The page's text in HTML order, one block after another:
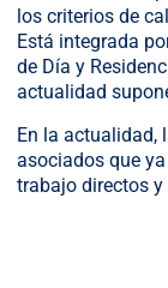
los criterios de
Está integrada
de Día y
actualidad
En la actualidad,
asociados que
trabajo directos